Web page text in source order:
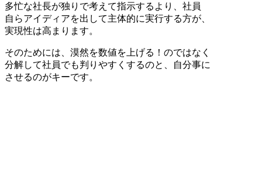
多忙な社長が独りで考えて指示するより、社員
自らアイディアを出して主体的に実行する方が、
実現性は高まります。
そのためには、漠然を数値を上げる！のではなく
分解して社員でも判りやすくするのと、自分事に
させるのがキーです。